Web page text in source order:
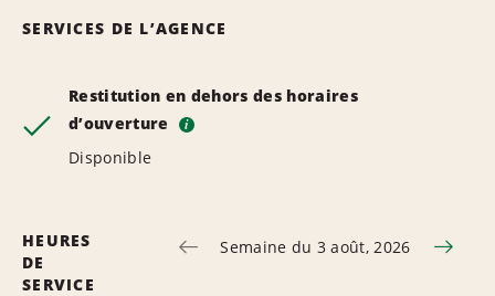
SERVICES DE L’AGENCE
Restitution en dehors des horaires
d’ouverture
i
Disponible
HEURES
DE
SERVICE
Semaine du 3 août, 2026